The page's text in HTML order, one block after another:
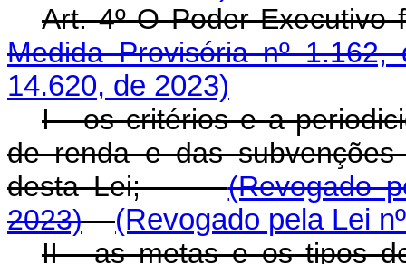
Art. 4º O Poder
Medida Provisória nº 1.162,
14.620, de 2023)
I - os critérios e a
de renda e das
desta Lei;(Revogado
2023)
(Revogado pela Lei
II - as metas e os tipos